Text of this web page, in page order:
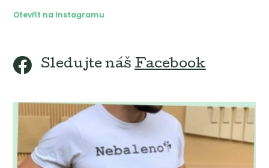
Otevřít na Instagramu
Sledujte náš Facebook